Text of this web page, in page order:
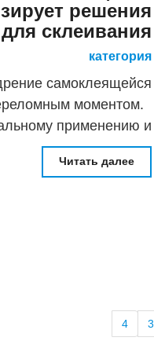
решения
для склеивания
категория
самоклеящейся
моментом.
применению и
свойствам, S
Читать далее
3
4